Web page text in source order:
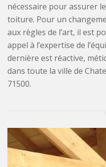
nécessaire pour assurer
toiture. Pour un
aux règles de l’art, il est
appel à l’expertise de
dernière est réactive,
dans toute la ville de
71500.